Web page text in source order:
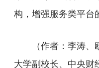
构，增强服务类平台
（作者：李涛、
大学副校长、中央财